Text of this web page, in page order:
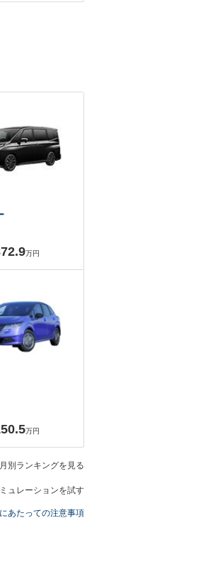
万円
万円
月別ランキングを見る
ュレーションを試す
あたっての注意事項